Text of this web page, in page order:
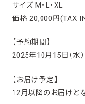
サイズ M・L・XL
価格 20,000円(TAX
【予約期間】
2025年10月15日（水
【お届け予定】
12月以降のお届けとな